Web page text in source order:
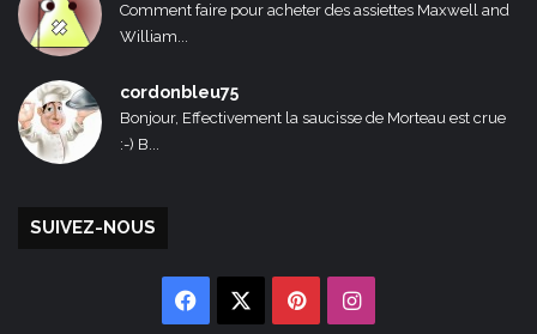
Comment faire pour acheter des assiettes Maxwell and
William...
cordonbleu75
Bonjour, Effectivement la saucisse de Morteau est crue
:-) B...
SUIVEZ-NOUS
Facebook PinterestInstagram